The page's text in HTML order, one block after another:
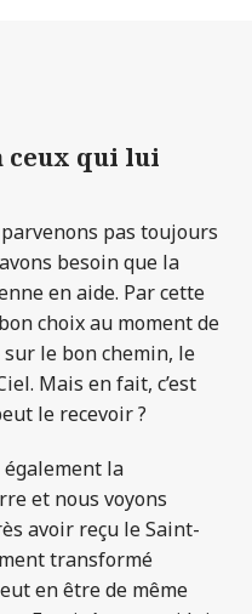
ceux qui lui
pas toujours
besoin que la
en aide. Par cette
choix au moment de
le bon chemin, le
Mais en fait, c’est
le recevoir ?
également la
et nous voyons
avoir reçu le Saint-
transformé
en être de même